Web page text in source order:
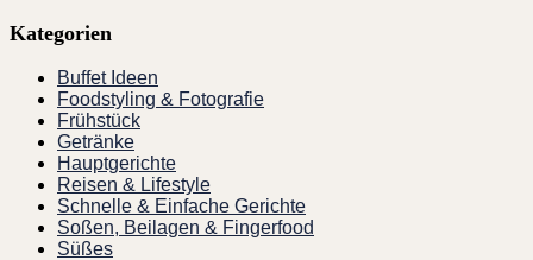
Kategorien
Buffet Ideen
Foodstyling & Fotografie
Frühstück
Getränke
Hauptgerichte
Reisen & Lifestyle
Schnelle & Einfache Gerichte
Soßen, Beilagen & Fingerfood
Süßes